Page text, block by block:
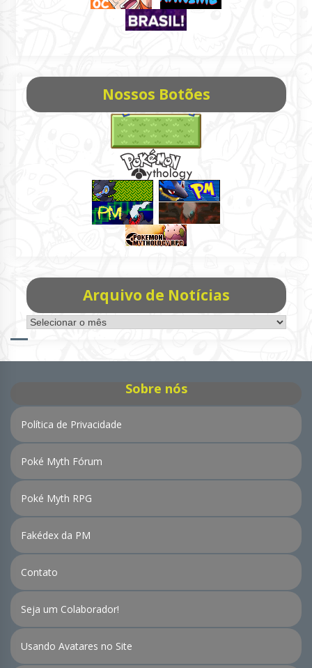
Nossos Botões
Arquivo de Notícias
Arquivo
de
Sobre nós
Política de Privacidade
Poké Myth Fórum
Poké Myth RPG
Fakédex da PM
Contato
Seja um Colaborador!
Usando Avatares no Site